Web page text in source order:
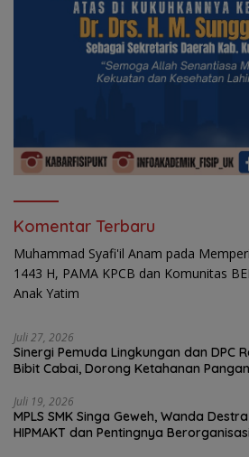
Komentar Terbaru
Muhammad Syafi'il Anam pada
1443 H, PAMA KPCB dan Komunitas
Anak Yatim
Juli 27, 2026
Sinergi Pemuda Lingkungan dan DPC
Bibit Cabai, Dorong Ketahanan
Juli 19, 2026
MPLS SMK Singa Geweh, Wanda
HIPMAKT dan Pentingnya Berorganisasi